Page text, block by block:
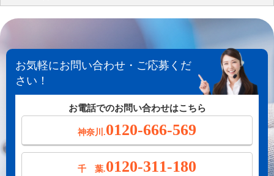
お気軽にお問い合わせ・ご応募くだ
さい！
お電話でのお問い合わせはこちら
神奈川.0120-666-569
千 葉.0120-311-180